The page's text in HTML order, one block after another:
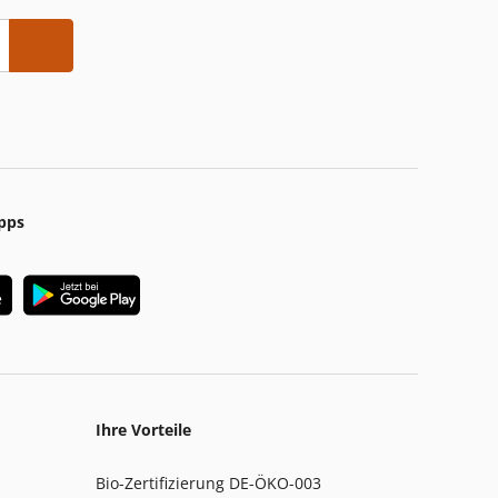
Ihre Vorteile
Bio-Zertifizierung DE-ÖKO-003